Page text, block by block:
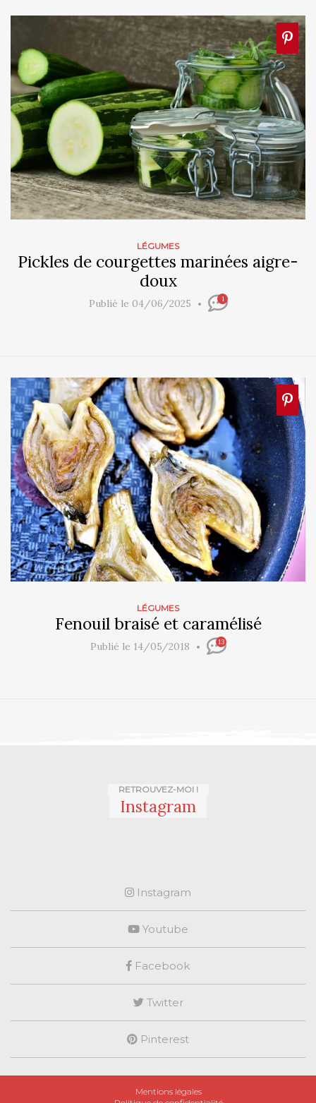
LÉGUMES
Pickles de courgettes marinées aigre-
doux
Publié le 04/06/2025 1
LÉGUMES
Fenouil braisé et caramélisé
Publié le 14/05/2018 13
RETROUVEZ-MOI !
Instagram
Instagram
Youtube
Facebook
Twitter
Pinterest
Mentions légales